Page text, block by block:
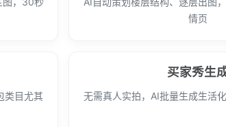
情页
类目尤其
买家秀生
无需真人实拍，AI批量生成生活